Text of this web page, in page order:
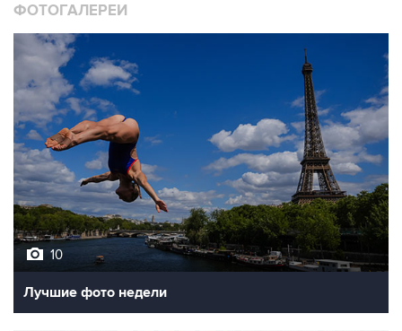
10
Лучшие фото недели